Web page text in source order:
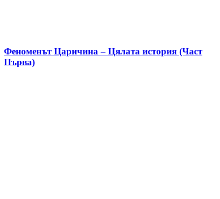
Феноменът Царичина – Цялата история (Част
Първа)